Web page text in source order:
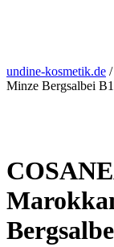
undine-kosmetik.de /
Minze Bergsalbei